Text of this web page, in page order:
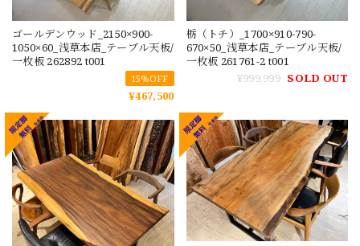
ゴールデンウッド_2150×900-
1050×60_浅草本店_テーブル天板/
一枚板 262892 t001
15%OFF
¥467,500
栃（トチ）_1700×910-790-
670×50_浅草本店_テーブル天板/
一枚板 261761-2 t001
¥999,999 SOLD OUT